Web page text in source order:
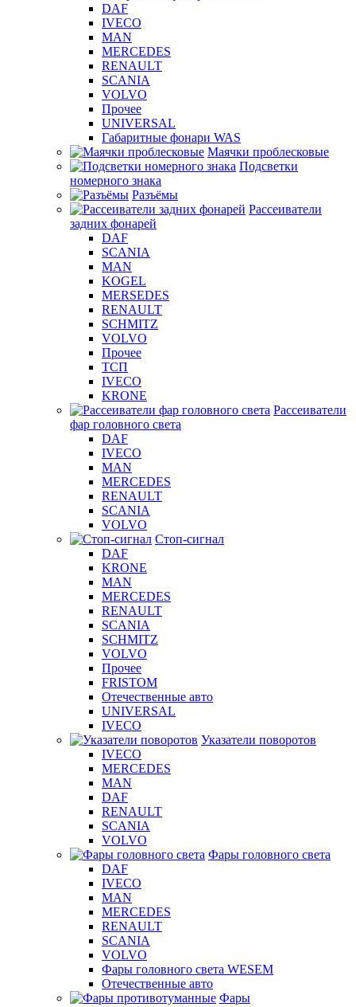
DAF
IVECO
MAN
MERCEDES
RENAULT
SCANIA
VOLVO
Прочее
UNIVERSAL
Габаритные фонари WAS
Маячки проблесковые
Подсветки
номерного знака
Разъёмы
Рассеиватели
задних фонарей
DAF
SCANIA
MAN
KOGEL
MERSEDES
RENAULT
SCHMITZ
VOLVO
Прочее
ТСП
IVECO
KRONE
Рассеиватели
фар головного света
DAF
IVECO
MAN
MERCEDES
RENAULT
SCANIA
VOLVO
Стоп-сигнал
DAF
KRONE
MAN
MERCEDES
RENAULT
SCANIA
SCHMITZ
VOLVO
Прочее
FRISTOM
Отечественные авто
UNIVERSAL
IVECO
Указатели поворотов
IVECO
MERCEDES
MAN
DAF
RENAULT
SCANIA
VOLVO
Фары головного света
DAF
IVECO
MAN
MERCEDES
RENAULT
SCANIA
VOLVO
Фары головного света WESEM
Отечественные авто
Фары